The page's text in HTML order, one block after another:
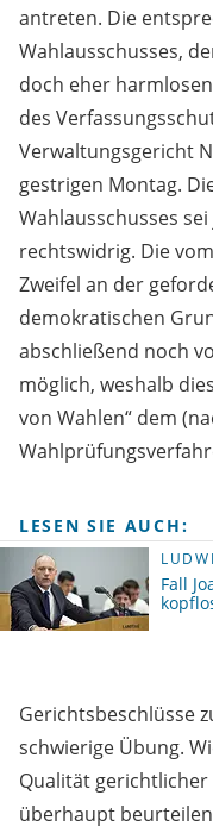
antreten. Die
Wahlausschusses,
doch eher
des
Verwaltungsgericht
gestrigen Montag.
Wahlausschusses
rechtswidrig. Die
Zweifel an der
demokratischen
abschließend noch
möglich, weshalb
von Wahlen“ dem
LESEN SIE AUCH:
Fall
Gerichtsbeschlüsse
schwierige Übung.
Qualität
überhaupt